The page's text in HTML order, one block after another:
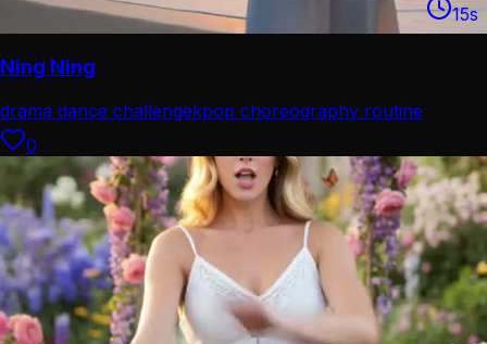
15s
Ning Ning
drama dance challengekpop choreography routine
0